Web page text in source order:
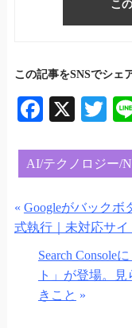
こ
この記事をSNSでシェ
Fa
bo
ok
X
T
tte
r
AI/テクノロジー/
« Googleがバックボ
式執行｜未対応サ
Search Console
ト」が登場。
きこと »